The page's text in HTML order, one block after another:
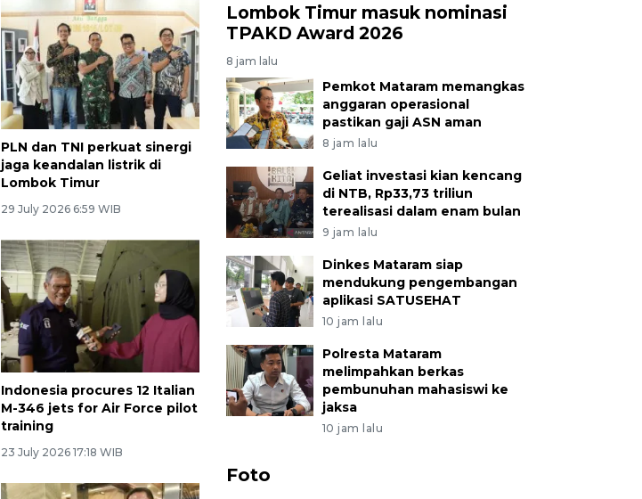
PLN dan TNI perkuat sinergi
jaga keandalan listrik di
Lombok Timur
29 July 2026 6:59 WIB
Indonesia procures 12 Italian
M-346 jets for Air Force pilot
training
23 July 2026 17:18 WIB
Lombok Timur masuk nominasi
TPAKD Award 2026
8 jam lalu
Pemkot Mataram memangkas
anggaran operasional
pastikan gaji ASN aman
8 jam lalu
Geliat investasi kian kencang
di NTB, Rp33,73 triliun
terealisasi dalam enam bulan
9 jam lalu
Dinkes Mataram siap
mendukung pengembangan
aplikasi SATUSEHAT
10 jam lalu
Polresta Mataram
melimpahkan berkas
pembunuhan mahasiswi ke
jaksa
10 jam lalu
Foto